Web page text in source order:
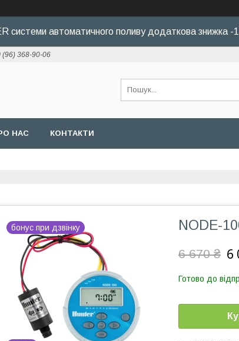
системи автоматичного поливу додаткова знижка -
(96) 368-90-06
НАС КОНТАКТИ
бонус при дзвінку NODE-
6 670 ₴ 6
Готово до